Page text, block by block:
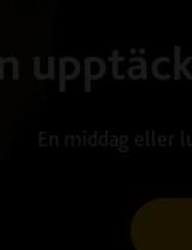
En middag eller